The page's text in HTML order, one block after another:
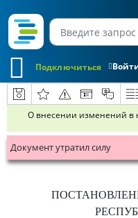
Подключиться
О внесении изменений в
Документ утратил силу